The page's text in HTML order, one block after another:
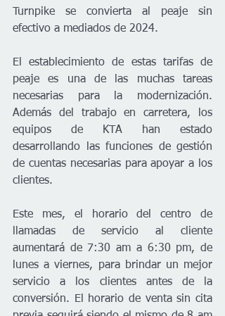
Turnpike se convierta al peaje sin
efectivo a mediados de 2024.
El establecimiento de estas tarifas de
peaje es una de las muchas tareas
necesarias para la modernización.
Además del trabajo en carretera, los
equipos de KTA han estado
desarrollando las funciones de gestión
de cuentas necesarias para apoyar a los
clientes.
Este mes, el horario del centro de
llamadas de servicio al cliente
aumentará de 7:30 am a 6:30 pm, de
lunes a viernes, para brindar un mejor
servicio a los clientes antes de la
conversión. El horario de venta sin cita